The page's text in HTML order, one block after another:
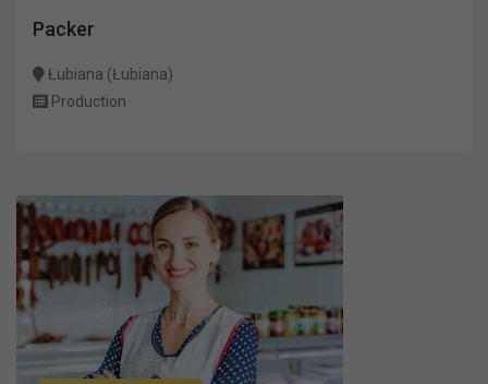
Packer
Łubiana (Łubiana)
Production